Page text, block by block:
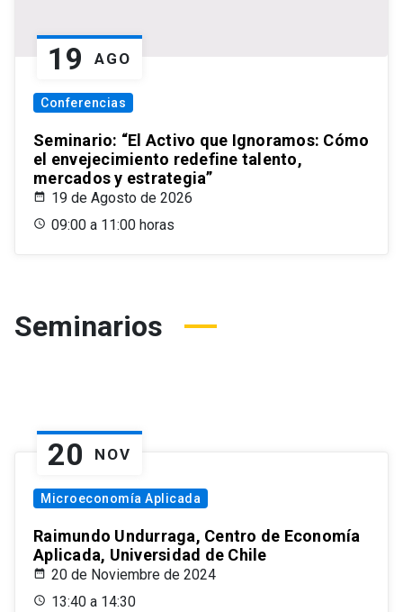
19 AGO
Conferencias
Seminario: “El Activo que Ignoramos: Cómo
el envejecimiento redefine talento,
mercados y estrategia”
19 de Agosto de 2026
09:00 a 11:00 horas
Seminarios
20 NOV
Microeconomía Aplicada
Raimundo Undurraga, Centro de Economía
Aplicada, Universidad de Chile
20 de Noviembre de 2024
13:40 a 14:30